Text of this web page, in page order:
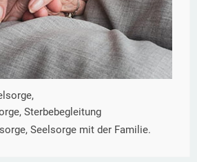
Sterbebegleitung
Seelsorge mit der Familie.